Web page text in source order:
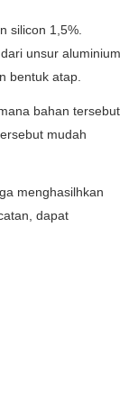
silicon 1,5%.
unsur aluminium
bentuk atap.
bahan tersebut
mudah
menghasilhkan
dapat